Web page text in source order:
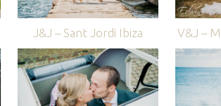
J&J – Sant Jordi Ibiza V&J –